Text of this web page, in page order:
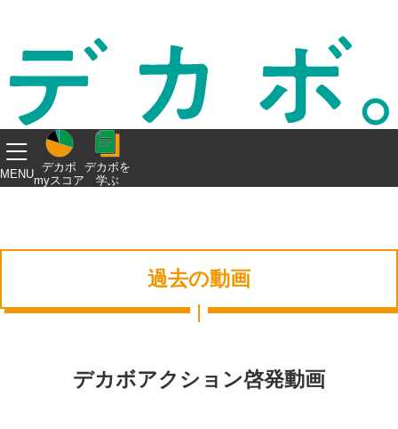
MENU
デカボ
myスコア
デカボを
学ぶ
トップページ
過去の動画
デカボアクション啓発動画